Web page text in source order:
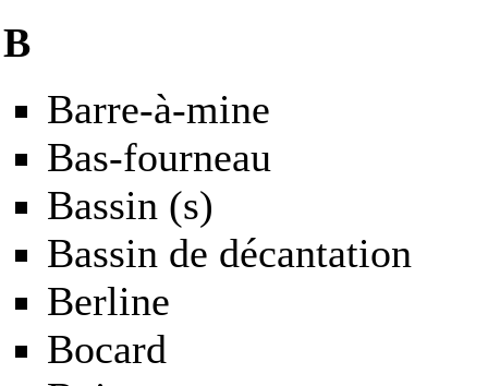
B
Barre-à-mine
Bas-fourneau
Bassin (s)
Bassin de décantation
Berline
Bocard